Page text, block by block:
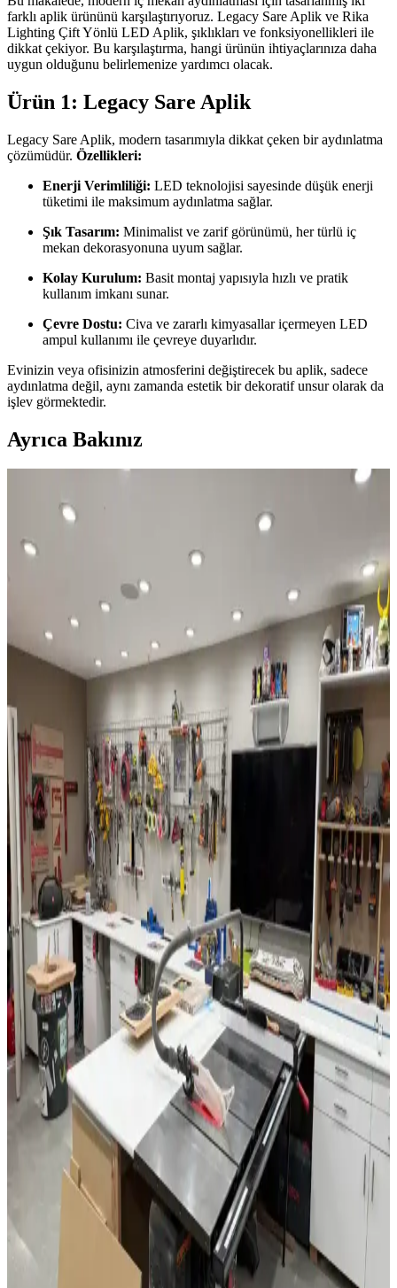
farklı aplik ürününü karşılaştırıyoruz. Legacy Sare Aplik ve Rika
Lighting Çift Yönlü LED Aplik, şıklıkları ve fonksiyonellikleri ile
dikkat çekiyor. Bu karşılaştırma, hangi ürünün ihtiyaçlarınıza daha
uygun olduğunu belirlemenize yardımcı olacak.
Ürün 1: Legacy Sare Aplik
Legacy Sare Aplik, modern tasarımıyla dikkat çeken bir aydınlatma
çözümüdür. Özellikleri:
Enerji Verimliliği: LED teknolojisi sayesinde düşük enerji
tüketimi ile maksimum aydınlatma sağlar.
Şık Tasarım: Minimalist ve zarif görünümü, her türlü iç
mekan dekorasyonuna uyum sağlar.
Kolay Kurulum: Basit montaj yapısıyla hızlı ve pratik
kullanım imkanı sunar.
Çevre Dostu: Civa ve zararlı kimyasallar içermeyen LED
ampul kullanımı ile çevreye duyarlıdır.
Evinizin veya ofisinizin atmosferini değiştirecek bu aplik, sadece
aydınlatma değil, aynı zamanda estetik bir dekoratif unsur olarak da
işlev görmektedir.
Ayrıca Bakınız
Estetik ve Koruyucu Yaklaşımlar
Garaj duvarları ve tavanlarının boyanması, mekânın aydınlık, temiz
ve dayanıklı olmasını sağlar. Doğru yüzey hazırlığı ve boya seçimi
ile garajınız daha kullanışlı hale gelir.
Evde Basit ve Etkili İyileştirmelerle Konfor ve Enerji
Verimliliği Artırma Yöntemleri
Evde yapılan basit iyileştirmelerle aydınlatma, yalıtım, akıllı
teknolojiler ve estetik düzenlemeler sayesinde konfor ve enerji
verimliliği artırılabilir. Bu yöntemler yaşam alanlarını daha
fonksiyonel ve estetik kılar.
Evde Tırmanma Duvarı İnşası: Malzeme, Tasarım
ve Güvenlik Detaylarıyla Pratik Rehber
Evde tırmanma duvarı inşası, huş kontrplak ve t-nut kullanımıyla
sağlamlaştırılır. Metal karkaslarda ahşap destek önerilir. LED
aydınlatma estetik katarken, güvenlik için vantilatör kaldırılır ve mat
kullanılır.
Morado (Bolivyan Gül Ağacı) ile Waterfall Ahşap
Kenar İşleme Projesi Detayları
Morado ağacının sertliği ve yoğunluğuyla Waterfall kenar işleme
tekniği birleştirilerek estetik ve dayanıklı ahşap projeler ortaya
konuyor. Kesim, yapıştırma ve yüzey işlemlerinde dikkat gerektiren
bu süreçte LED aydınlatma entegrasyonu da kullanılıyor.
Oturma Odası Dekorasyonunda Lambalar: Estetik
ve İşlevselliğin Uyumuyla Şık Mekanlar Yaratın
Oturma odası dekorasyonunda lambalar, estetik ve fonksiyonelliği
bir araya getirerek atmosferi belirler. Çeşitli tasarım ve özelliklerdeki
modeller, tarzınıza uygun seçeneği bulmanızı sağlar.
Modern ve İşlevsel Banyo Dolabı Çözümleri ile Alan
Verimliliği Artırın
Modern banyo dolapları, dayanıklı malzemeler ve şık tasarımlarla
alanınızı optimize eder, düzen sağlar ve estetiği artırır. Farklı
ihtiyaçlara uygun çözümlerle banyolarınızı yenileyin.
IKEA Abajur Başlıkları: Fonksiyonellik ve Estetiğin
Uyumuyla Dekorasyonunuzu Zenginleştirin